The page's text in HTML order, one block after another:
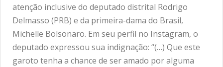
atenção inclusive do deputado distrital Rodrigo
Delmasso (PRB) e da primeira-dama do Brasil,
Michelle Bolsonaro. Em seu perfil no Instagram, o
deputado expressou sua indignação: “(…) Que este
garoto tenha a chance de ser amado por alguma